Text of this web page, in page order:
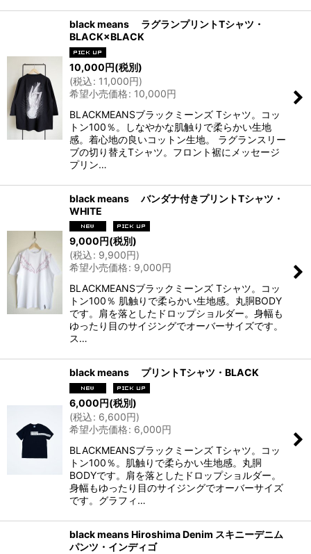
black means ラグランプリントTシャツ・
BLACK×BLACK
10,000円(税別)
(税込: 11,000円)
希望小売価格: 10,000円
BLACKMEANSブラックミーンズ Tシャツ。コッ
トン100％。しなやかな肌触りで柔らかい生地
感。着心地の良いコットン生地。 ラグランスリー
ブの切り替えTシャツ。フロント裾にメッセージ
プリン…
black means バンダナ付きプリントTシャツ・
WHITE
9,000円(税別)
(税込: 9,900円)
希望小売価格: 9,000円
BLACKMEANSブラックミーンズ Tシャツ。コッ
トン100％ 肌触りで柔らかい生地感。丸胴BODY
です。肩を落としたドロップショルダー。身幅も
ゆったり目のサイジングでオーバーサイズです。
ス…
black means プリントTシャツ・BLACK
6,000円(税別)
(税込: 6,600円)
希望小売価格: 6,000円
BLACKMEANSブラックミーンズ Tシャツ。コッ
トン100％。肌触りで柔らかい生地感。丸胴
BODYです。肩を落としたドロップショルダー。
身幅もゆったり目のサイジングでオーバーサイズ
です。グラフィ…
black means Hiroshima Denim スキニーデニム
パンツ・インディゴ